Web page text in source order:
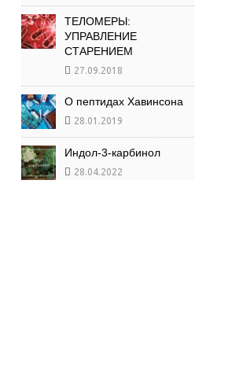
ТЕЛОМЕРЫ:
УПРАВЛЕНИЕ
СТАРЕНИЕМ
27.09.2018
О пептидах Хавинсона
28.01.2019
Индол-3-карбинол
28.04.2022